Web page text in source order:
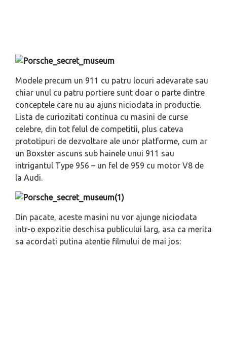
Modele precum un 911 cu patru locuri adevarate sau
chiar unul cu patru portiere sunt doar o parte dintre
conceptele care nu au ajuns niciodata in productie.
Lista de curiozitati continua cu masini de curse
celebre, din tot felul de competitii, plus cateva
prototipuri de dezvoltare ale unor platforme, cum ar
un Boxster ascuns sub hainele unui 911 sau
intrigantul Type 956 – un fel de 959 cu motor V8 de
la Audi.
Din pacate, aceste masini nu vor ajunge niciodata
intr-o expozitie deschisa publicului larg, asa ca merita
sa acordati putina atentie filmului de mai jos: